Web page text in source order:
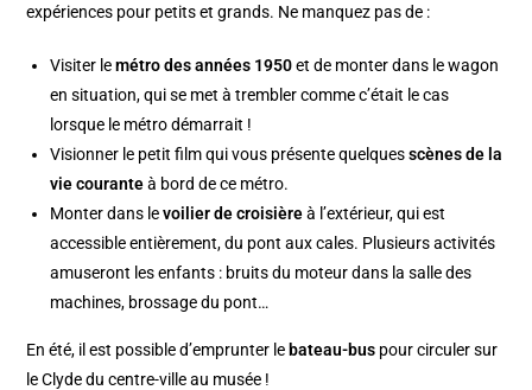
expériences pour petits et grands. Ne manquez pas de :
Visiter lemétro des années 1950et de monter dans le wagon
en situation, qui se met à trembler comme c’était le cas
lorsque le métro démarrait !
Visionner le petit film qui vous présente quelquesscènes de la
vie couranteà bord de ce métro.
Monter dans levoilier de croisièreà l’extérieur, qui est
accessible entièrement, du pont aux cales. Plusieurs activités
amuseront les enfants : bruits du moteur dans la salle des
machines, brossage du pont…
En été, il est possible d’emprunter le bateau-bus pour circuler sur
le Clyde du centre-ville au musée !